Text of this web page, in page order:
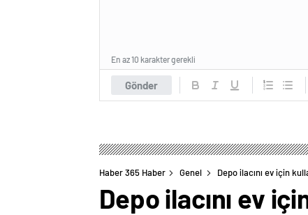
Gönder
En az 10 karakter gerekli
Haber 365 Haber Genel Depo ilacını ev için
Depo ilacını ev